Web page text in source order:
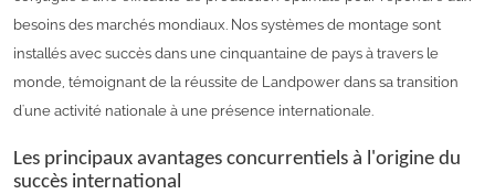
besoins des marchés mondiaux. Nos systèmes de montage sont
installés avec succès dans une cinquantaine de pays à travers le
monde, témoignant de la réussite de Landpower dans sa transition
d'une activité nationale à une présence internationale.
Les principaux avantages concurrentiels à l'origine du
succès international